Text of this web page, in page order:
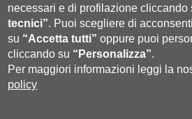
necessari e di profilazione cliccando
tecnici”. Puoi scegliere di
su “Accetta tutti” oppure puoi
cliccando su “Personalizza”.
Per maggiori informazioni leggi la
policy